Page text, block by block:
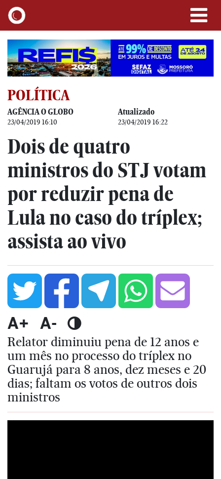
POLÍTICA
AGÊNCIA O GLOBO
23/04/2019 16:10
Atualizado
23/04/2019 16:22
Dois de quatro
ministros do STJ votam
por reduzir pena de
Lula no caso do tríplex;
assista ao vivo
A+ A-
Relator diminuiu pena de 12 anos e
um mês no processo do tríplex no
Guarujá para 8 anos, dez meses e 20
dias; faltam os votos de outros dois
ministros